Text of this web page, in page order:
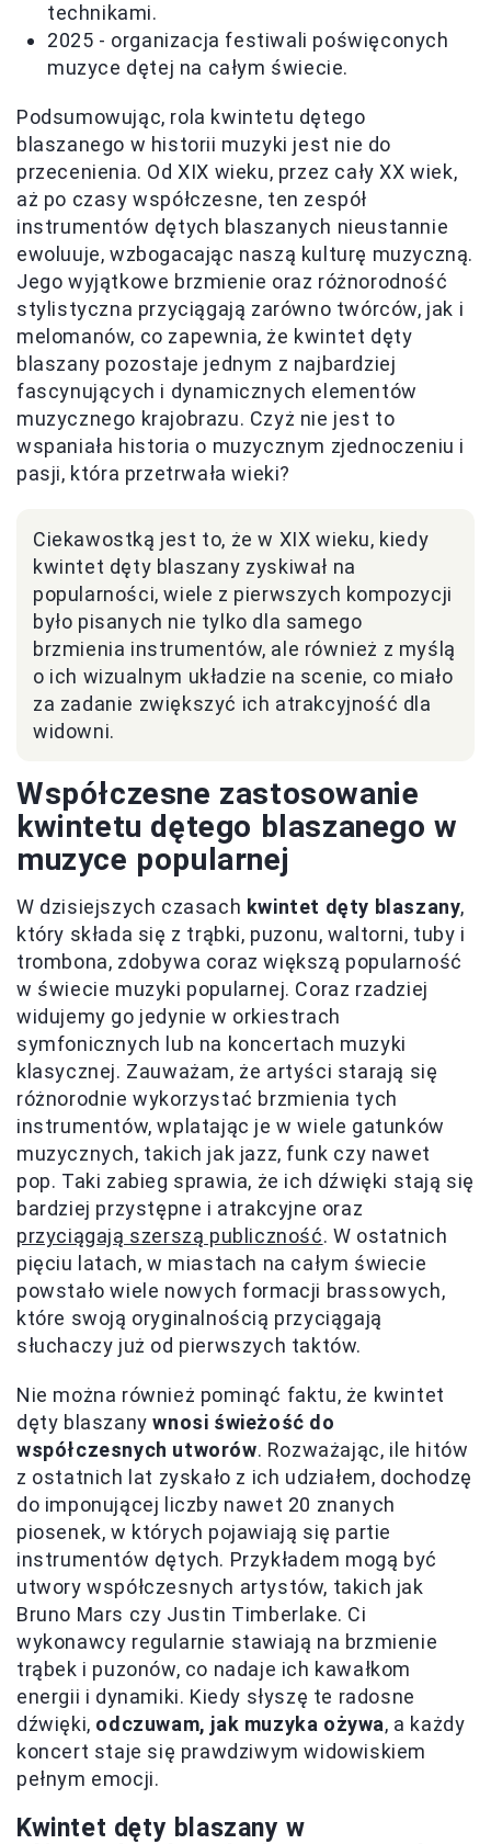
technikami.
2025 - organizacja festiwali poświęconych
muzyce dętej na całym świecie.
Podsumowując, rola kwintetu dętego
blaszanego w historii muzyki jest nie do
przecenienia. Od XIX wieku, przez cały XX wiek,
aż po czasy współczesne, ten zespół
instrumentów dętych blaszanych nieustannie
ewoluuje, wzbogacając naszą kulturę muzyczną.
Jego wyjątkowe brzmienie oraz różnorodność
stylistyczna przyciągają zarówno twórców, jak i
melomanów, co zapewnia, że kwintet dęty
blaszany pozostaje jednym z najbardziej
fascynujących i dynamicznych elementów
muzycznego krajobrazu. Czyż nie jest to
wspaniała historia o muzycznym zjednoczeniu i
pasji, która przetrwała wieki?
Ciekawostką jest to, że w XIX wieku, kiedy
kwintet dęty blaszany zyskiwał na
popularności, wiele z pierwszych kompozycji
było pisanych nie tylko dla samego
brzmienia instrumentów, ale również z myślą
o ich wizualnym układzie na scenie, co miało
za zadanie zwiększyć ich atrakcyjność dla
widowni.
Współczesne zastosowanie
kwintetu dętego blaszanego w
muzyce popularnej
W dzisiejszych czasach kwintet dęty blaszany,
który składa się z trąbki, puzonu, waltorni, tuby i
trombona, zdobywa coraz większą popularność
w świecie muzyki popularnej. Coraz rzadziej
widujemy go jedynie w orkiestrach
symfonicznych lub na koncertach muzyki
klasycznej. Zauważam, że artyści starają się
różnorodnie wykorzystać brzmienia tych
instrumentów, wplatając je w wiele gatunków
muzycznych, takich jak jazz, funk czy nawet
pop. Taki zabieg sprawia, że ich dźwięki stają się
bardziej przystępne i atrakcyjne oraz
przyciągają szerszą publiczność. W ostatnich
pięciu latach, w miastach na całym świecie
powstało wiele nowych formacji brassowych,
które swoją oryginalnością przyciągają
słuchaczy już od pierwszych taktów.
Nie można również pominąć faktu, że kwintet
dęty blaszanywnosi świeżość do
współczesnych utworów. Rozważając, ile hitów
z ostatnich lat zyskało z ich udziałem, dochodzę
do imponującej liczby nawet 20 znanych
piosenek, w których pojawiają się partie
instrumentów dętych. Przykładem mogą być
utwory współczesnych artystów, takich jak
Bruno Mars czy Justin Timberlake. Ci
wykonawcy regularnie stawiają na brzmienie
trąbek i puzonów, co nadaje ich kawałkom
energii i dynamiki. Kiedy słyszę te radosne
dźwięki, odczuwam, jak muzyka ożywa, a każdy
koncert staje się prawdziwym widowiskiem
pełnym emocji.
Kwintet dęty blaszany w